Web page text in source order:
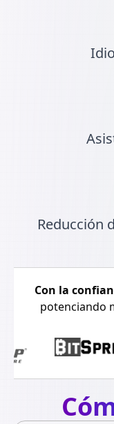
Reducción
Con la
potenciando